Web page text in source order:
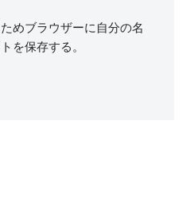
めブラウザーに自分の名
を保存する。